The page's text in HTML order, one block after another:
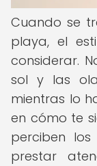
Cuando se
playa, el
considerar.
sol y las
mientras lo
en cómo te
perciben
prestar